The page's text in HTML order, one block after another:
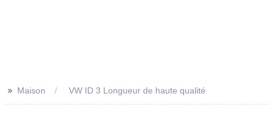
>> Maison VW ID 3 Longueur de haute qualité